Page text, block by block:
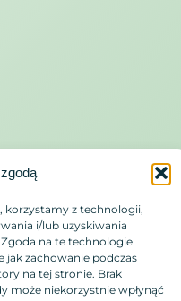
korzystamy z technologii,
i/lub uzyskiwania
na te technologie
jak zachowanie podczas
na tej stronie. Brak
może niekorzystnie wpłynąć